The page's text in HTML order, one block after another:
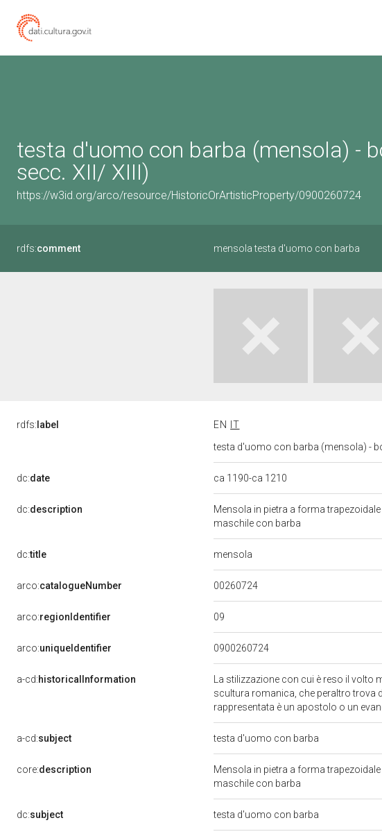
testa d'uomo con barba (mensola) -
secc. XII/ XIII)
https://w3id.org/arco/resource/HistoricOrArtisticProperty/0900260724
rdfs:comment mensola testa d'uomo con barba
rdfs: label EN
IT
testa d'uomo con barba (mensola) -
dc:date ca 1190-ca 1210
dc:description
Mensola in pietra a forma
maschile con barba
dc:title mensola
arco:catalogueNumber 00260724
arco:regionIdentifier 09
arco:uniqueIdentifier 0900260724
a-cd:historicalInformation
La stilizzazione con cui è reso il
scultura romanica, che peraltro trova
rappresentata è un apostolo o un
a-cd:subject testa d'uomo con barba
core:description
Mensola in pietra a forma
maschile con barba
dc:subject testa d'uomo con barba